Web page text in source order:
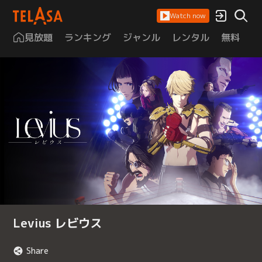
Watch now
見放題 ランキング ジャンル レンタル 無料
Levius レビウス
Share